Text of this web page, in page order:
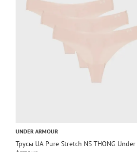
UNDER ARMOUR
Трусы UA Pure Stretch NS THONG Under